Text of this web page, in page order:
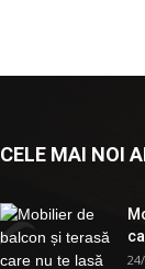
CELE MAI NOI